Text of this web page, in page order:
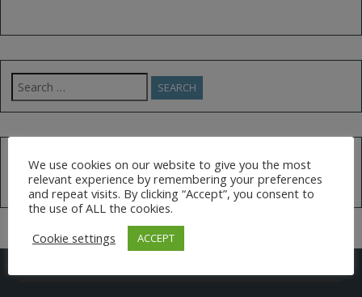
Search
for:
FOLLOW US ON TWITTER
Tweets by @AfGoesDigital
We use cookies on our website to give you the most
relevant experience by remembering your preferences
and repeat visits. By clicking “Accept”, you consent to
the use of ALL the cookies.
Cookie settings
ACCEPT